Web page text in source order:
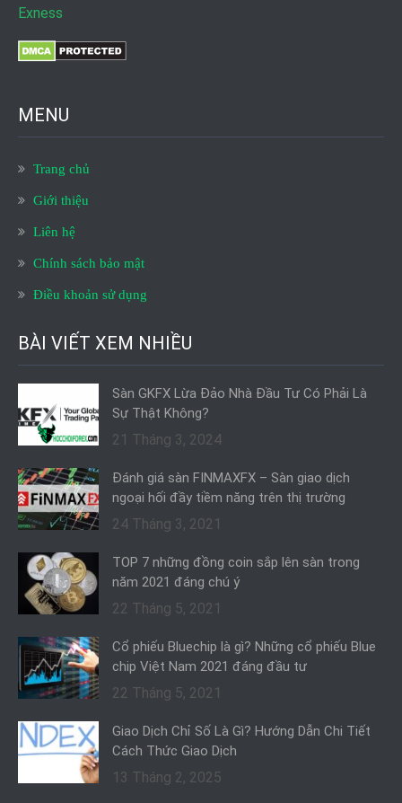
Exness
MENU
Trang chủ
Giới thiệu
Liên hệ
Chính sách bảo mật
Điều khoản sử dụng
BÀI VIẾT XEM NHIỀU
Sàn GKFX Lừa Đảo Nhà Đầu Tư Có Phải Là
Sự Thật Không?
21 Tháng 3, 2024
Đánh giá sàn FINMAXFX – Sàn giao dịch
ngoại hối đầy tiềm năng trên thị trường
24 Tháng 3, 2021
TOP 7 những đồng coin sắp lên sàn trong
năm 2021 đáng chú ý
22 Tháng 5, 2021
Cổ phiếu Bluechip là gì? Những cổ phiếu Blue
chip Việt Nam 2021 đáng đầu tư
22 Tháng 5, 2021
Giao Dịch Chỉ Số Là Gì? Hướng Dẫn Chi Tiết
Cách Thức Giao Dịch
13 Tháng 2, 2025